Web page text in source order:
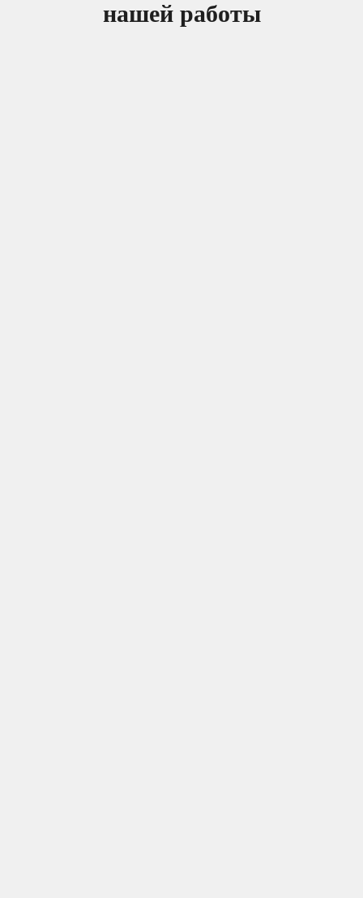
нашей работы